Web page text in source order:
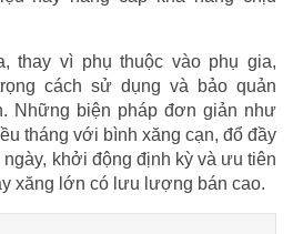
thay vì phụ thuộc vào phụ gia,
cách sử dụng và bảo quản
Những biện pháp đơn giản như
tháng với bình xăng cạn, đổ đầy
khởi động định kỳ và ưu tiên
xăng lớn có lưu lượng bán cao.